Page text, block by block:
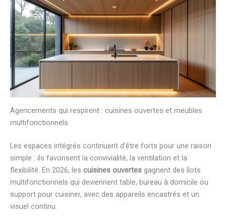
Agencements qui respirent : cuisines ouvertes et meubles
multifonctionnels
Les espaces intégrés continuent d’être forts pour une raison
simple : ils favorisent la convivialité, la ventilation et la
flexibilité. En 2026, les cuisines ouvertes gagnent des îlots
multifonctionnels qui deviennent table, bureau à domicile ou
support pour cuisiner, avec des appareils encastrés et un
visuel continu.